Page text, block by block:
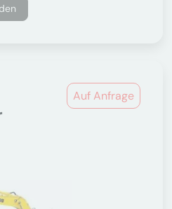
Auf Anfrage